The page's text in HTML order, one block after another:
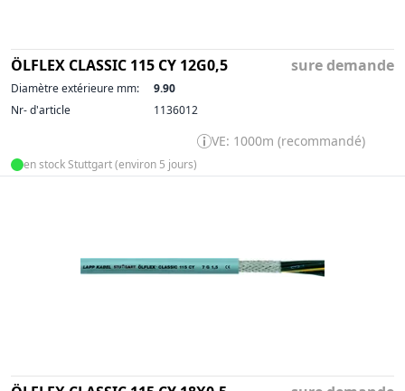
ÖLFLEX CLASSIC 115 CY 12G0,5 sure demande
Diamètre extérieure mm:
9.90
Nr- d'article
1136012
VE: 1000m (recommandé)
en stock Stuttgart (environ 5 jours)